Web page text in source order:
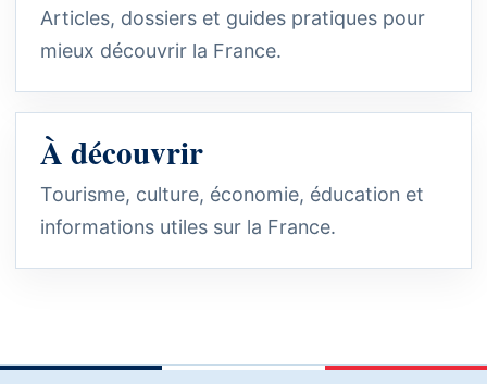
Articles, dossiers et guides pratiques pour
mieux découvrir la France.
À découvrir
Tourisme, culture, économie, éducation et
informations utiles sur la France.